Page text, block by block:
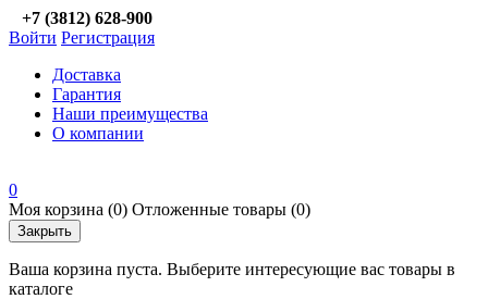
+7 (3812) 628-900
Войти Регистрация
Доставка
Гарантия
Наши преимущества
О компании
0
Моя корзина (0) Отложенные товары (0)
Закрыть
Ваша корзина пуста. Выберите интересующие вас товары в
каталоге